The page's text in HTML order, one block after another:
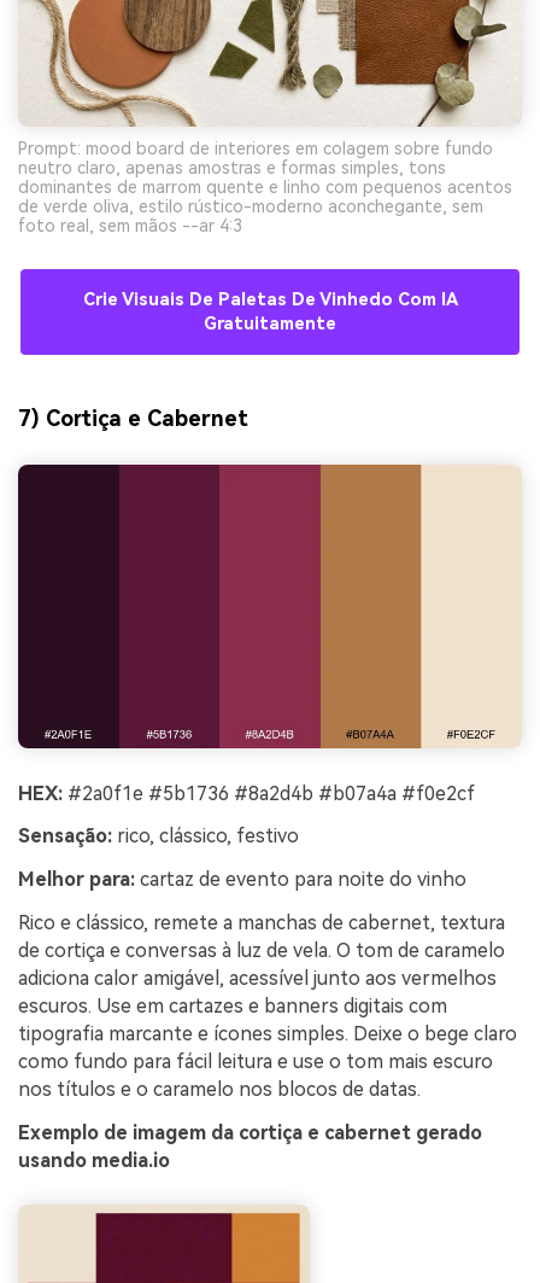
Prompt: mood board de interiores em colagem sobre fundo
neutro claro, apenas amostras e formas simples, tons
dominantes de marrom quente e linho com pequenos acentos
de verde oliva, estilo rústico-moderno aconchegante, sem
foto real, sem mãos --ar 4:3
Crie Visuais De Paletas De Vinhedo Com IA
Gratuitamente
7) Cortiça e Cabernet
HEX: #2a0f1e #5b1736 #8a2d4b #b07a4a #f0e2cf
Sensação: rico, clássico, festivo
Melhor para: cartaz de evento para noite do vinho
Rico e clássico, remete a manchas de cabernet, textura
de cortiça e conversas à luz de vela. O tom de caramelo
adiciona calor amigável, acessível junto aos vermelhos
escuros. Use em cartazes e banners digitais com
tipografia marcante e ícones simples. Deixe o bege claro
como fundo para fácil leitura e use o tom mais escuro
nos títulos e o caramelo nos blocos de datas.
Exemplo de imagem da cortiça e cabernet gerado
usando media.io